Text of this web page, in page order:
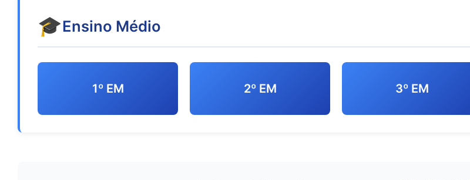
🎓Ensino Médio
1º EM 2º EM 3º EM